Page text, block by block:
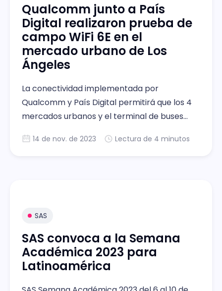
Qualcomm junto a País
Digital realizaron prueba de
campo WiFi 6E en el
mercado urbano de Los
Ángeles
La conectividad implementada por
Qualcomm y País Digital permitirá que los 4
mercados urbanos y el terminal de buses
14 de nov. de 2023 Lectura de 4 minutos
SAS
SAS convoca a la Semana
Académica 2023 para
Latinoamérica